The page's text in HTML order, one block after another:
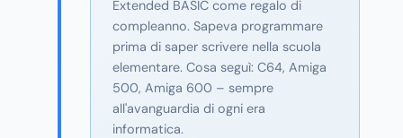
Extended BASIC come regalo di
compleanno. Sapeva programmare
prima di saper scrivere nella scuola
elementare. Cosa seguì: C64, Amiga
500, Amiga 600 – sempre
all'avanguardia di ogni era
informatica.